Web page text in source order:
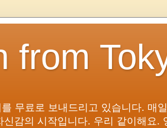
from
무료로 보내드리고 있습니다. 매
감의 시작입니다. 우리 같이해요.